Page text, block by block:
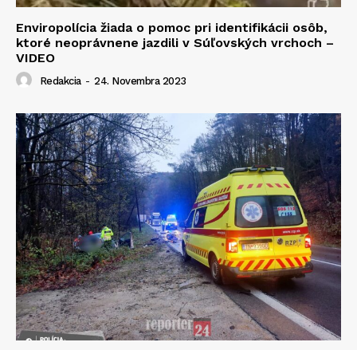
Enviropolícia žiada o pomoc pri identifikácii osôb,
ktoré neoprávnene jazdili v Súľovských vrchoch –
VIDEO
Redakcia - 24. Novembra 2023